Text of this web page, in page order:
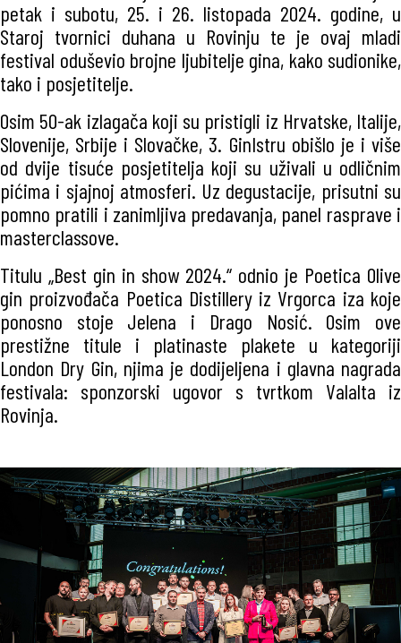
petak i subotu, 25. i 26. listopada 2024. godine, u
Staroj tvornici duhana u Rovinju te je ovaj mladi
festival oduševio brojne ljubitelje gina, kako sudionike,
tako i posjetitelje.
Osim 50-ak izlagača koji su pristigli iz Hrvatske, Italije,
Slovenije, Srbije i Slovačke, 3. GinIstru obišlo je i više
od dvije tisuće posjetitelja koji su uživali u odličnim
pićima i sjajnoj atmosferi. Uz degustacije, prisutni su
pomno pratili i zanimljiva predavanja, panel rasprave i
masterclassove.
Titulu „Best gin in show 2024.“ odnio je Poetica Olive
gin proizvođača Poetica Distillery iz Vrgorca iza koje
ponosno stoje Jelena i Drago Nosić. Osim ove
prestižne titule i platinaste plakete u kategoriji
London Dry Gin, njima je dodijeljena i glavna nagrada
festivala: sponzorski ugovor s tvrtkom Valalta iz
Rovinja.